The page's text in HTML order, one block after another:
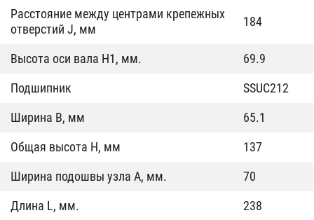
Расстояние между центрами крепежных
отверстий J, мм
184
Высота оси вала H1, мм.
69.9
Подшипник
SSUC212
Ширина B, мм
65.1
Общая высота H, мм
137
Ширина подошвы узла А, мм.
70
Длина L, мм.
238